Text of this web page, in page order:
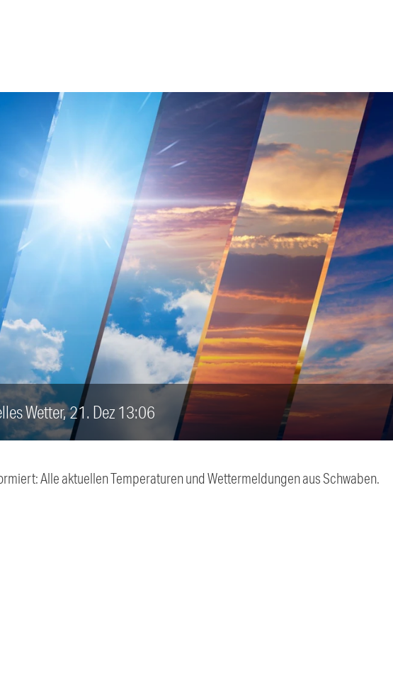
Wetter, 21. Dez 13:06
Alle aktuellen Temperaturen und Wettermeldungen aus Schwaben.